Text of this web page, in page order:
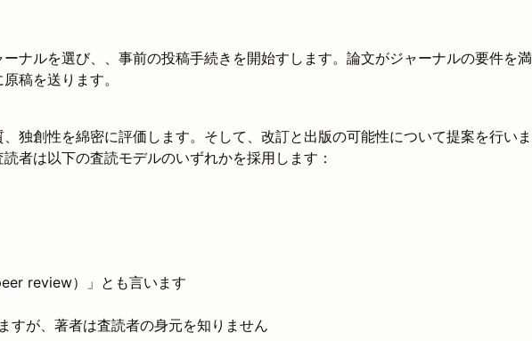
ナルを選び、、事前の投稿手続きを開始すします。論文がジャーナルの要件を
稿を送ります。
独創性を綿密に評価します。そして、改訂と出版の可能性について提案を行いま
者は以下の査読モデルのいずれかを採用します：
review）」とも言います
すが、著者は査読者の身元を知りません